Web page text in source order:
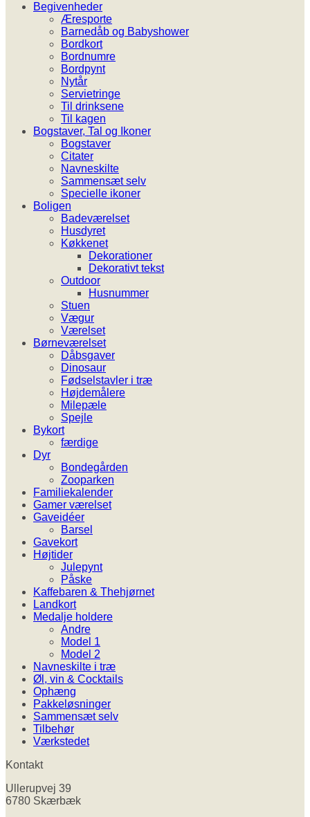
Begivenheder
Æresporte
Barnedåb og Babyshower
Bordkort
Bordnumre
Bordpynt
Nytår
Servietringe
Til drinksene
Til kagen
Bogstaver, Tal og Ikoner
Bogstaver
Citater
Navneskilte
Sammensæt selv
Specielle ikoner
Boligen
Badeværelset
Husdyret
Køkkenet
Dekorationer
Dekorativt tekst
Outdoor
Husnummer
Stuen
Vægur
Værelset
Børneværelset
Dåbsgaver
Dinosaur
Fødselstavler i træ
Højdemålere
Milepæle
Spejle
Bykort
færdige
Dyr
Bondegården
Zooparken
Familiekalender
Gamer værelset
Gaveidéer
Barsel
Gavekort
Højtider
Julepynt
Påske
Kaffebaren & Thehjørnet
Landkort
Medalje holdere
Andre
Model 1
Model 2
Navneskilte i træ
Øl, vin & Cocktails
Ophæng
Pakkeløsninger
Sammensæt selv
Tilbehør
Værkstedet
Kontakt
Ullerupvej 39
6780 Skærbæk